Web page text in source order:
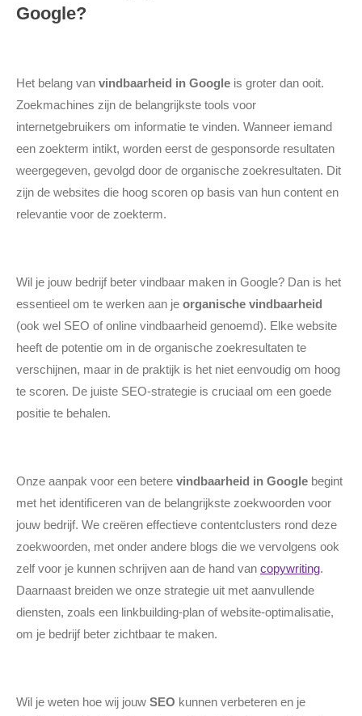
Google?
Het belang van vindbaarheid in Google is groter dan ooit.
Zoekmachines zijn de belangrijkste tools voor
internetgebruikers om informatie te vinden. Wanneer iemand
een zoekterm intikt, worden eerst de gesponsorde resultaten
weergegeven, gevolgd door de organische zoekresultaten. Dit
zijn de websites die hoog scoren op basis van hun content en
relevantie voor de zoekterm.
Wil je jouw bedrijf beter vindbaar maken in Google? Dan is het
essentieel om te werken aan je organische vindbaarheid
(ook wel SEO of online vindbaarheid genoemd). Elke website
heeft de potentie om in de organische zoekresultaten te
verschijnen, maar in de praktijk is het niet eenvoudig om hoog
te scoren. De juiste SEO-strategie is cruciaal om een goede
positie te behalen.
Onze aanpak voor een betere vindbaarheid in Google begint
met het identificeren van de belangrijkste zoekwoorden voor
jouw bedrijf. We creëren effectieve contentclusters rond deze
zoekwoorden, met onder andere blogs die we vervolgens ook
zelf voor je kunnen schrijven aan de hand van copywriting.
Daarnaast breiden we onze strategie uit met aanvullende
diensten, zoals een linkbuilding-plan of website-optimalisatie,
om je bedrijf beter zichtbaar te maken.
Wil je weten hoe wij jouw SEO kunnen verbeteren en je